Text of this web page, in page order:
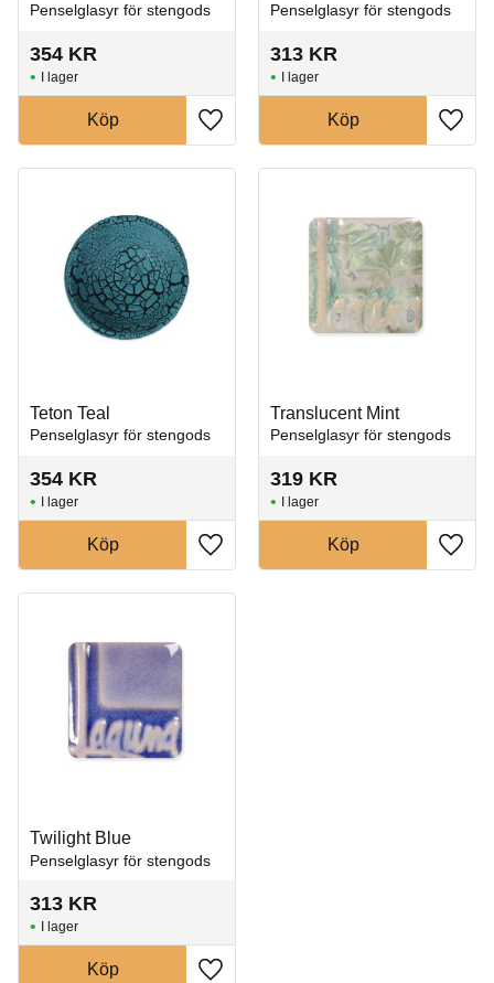
Penselglasyr för stengods
354 KR
Lägg till i favoriter
I lager
Köp
Penselglasyr för stengods
313 KR
Lägg
I lager
Köp
Teton Teal
Penselglasyr för stengods
354 KR
Lägg till i favoriter
I lager
Köp
Translucent Mint
Penselglasyr för stengods
319 KR
Lägg
I lager
Köp
Twilight Blue
Penselglasyr för stengods
313 KR
I lager
Köp